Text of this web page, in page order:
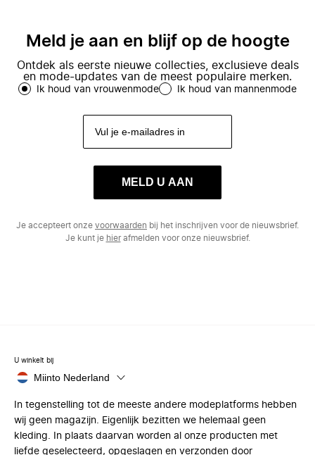
Meld je aan en blijf op de hoogte
Ontdek als eerste nieuwe collecties, exclusieve deals
en mode-updates van de meest populaire merken.
Ik houd van vrouwenmode Ik houd van mannenmode
MELD U AAN
Je accepteert onze voorwaarden bij het inschrijven voor de nieuwsbrief.
Je kunt je hierafmelden voor onze nieuwsbrief.
U winkelt bij
Miinto Nederland
In tegenstelling tot de meeste andere modeplatforms hebben
wij geen magazijn. Eigenlijk bezitten we helemaal geen
kleding. In plaats daarvan worden al onze producten met
liefde geselecteerd, opgeslagen en verzonden door